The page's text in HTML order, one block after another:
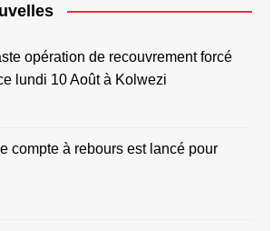
opération de recouvrement forcé
lundi 10 Août à Kolwezi
compte à rebours est lancé pour